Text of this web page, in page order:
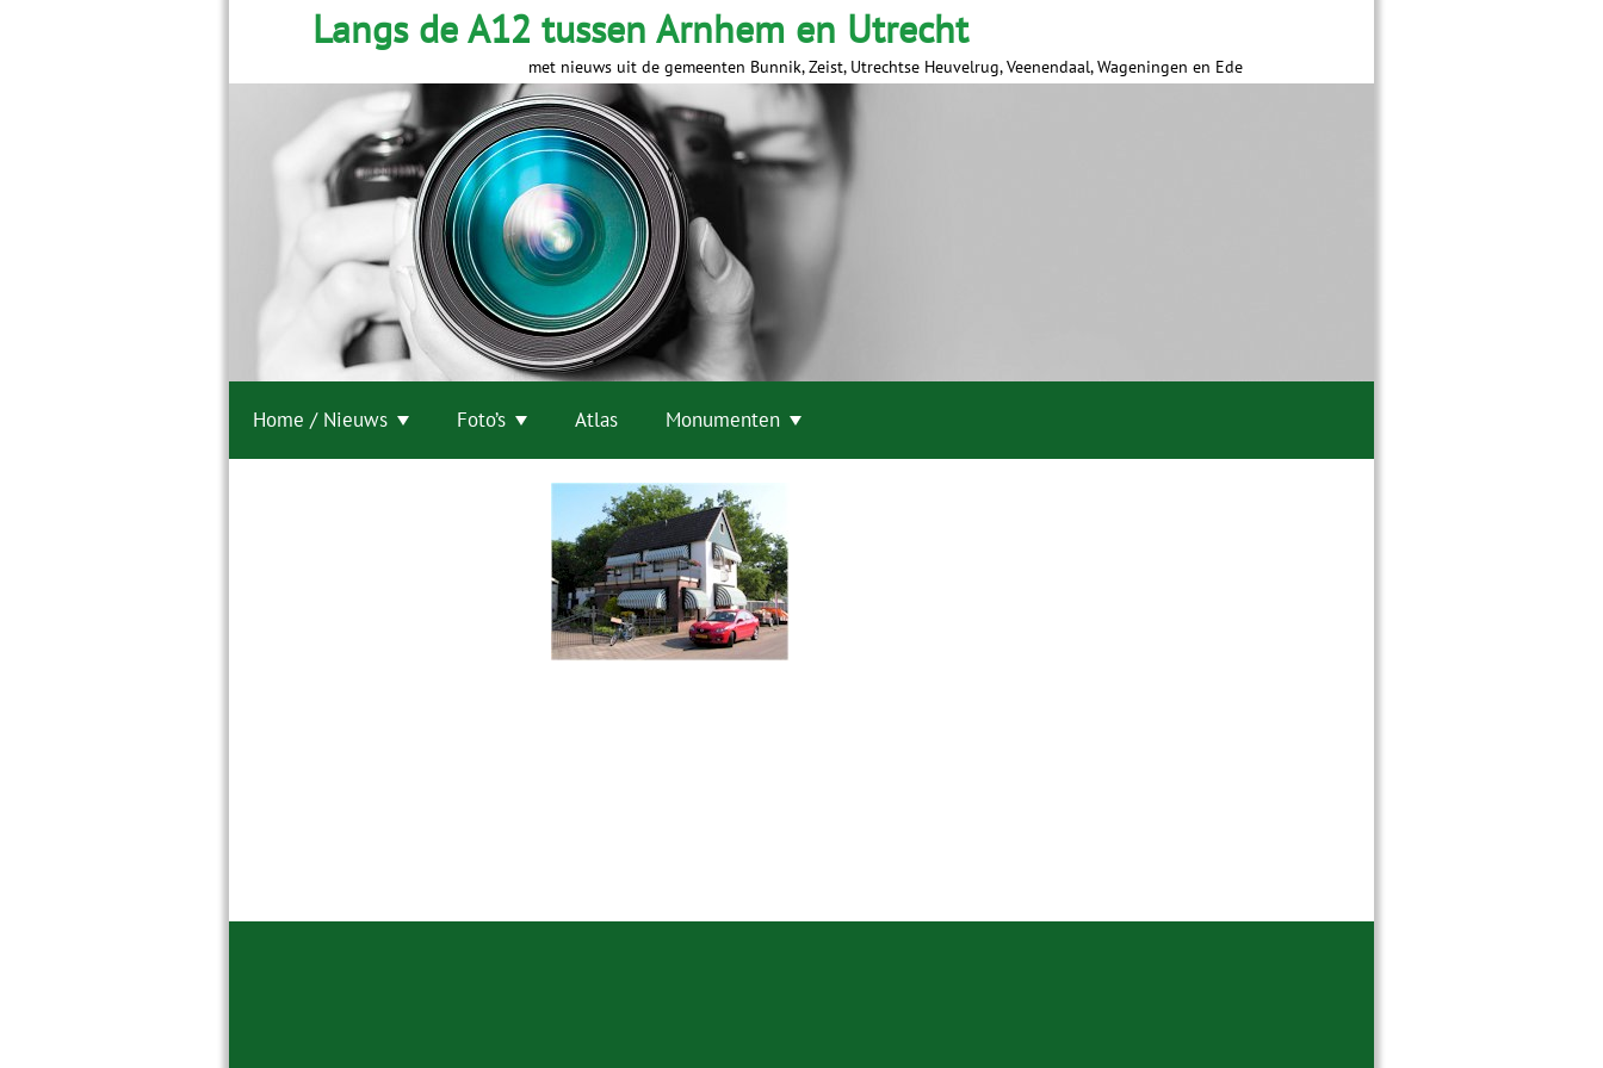
Langs de A12 tussen Arnhem en Utrecht
met nieuws uit de gemeenten Bunnik, Zeist, Utrechtse Heuvelrug, Veenendaal, Wageningen en Ede
Home / Nieuws Foto’s Atlas Monumenten